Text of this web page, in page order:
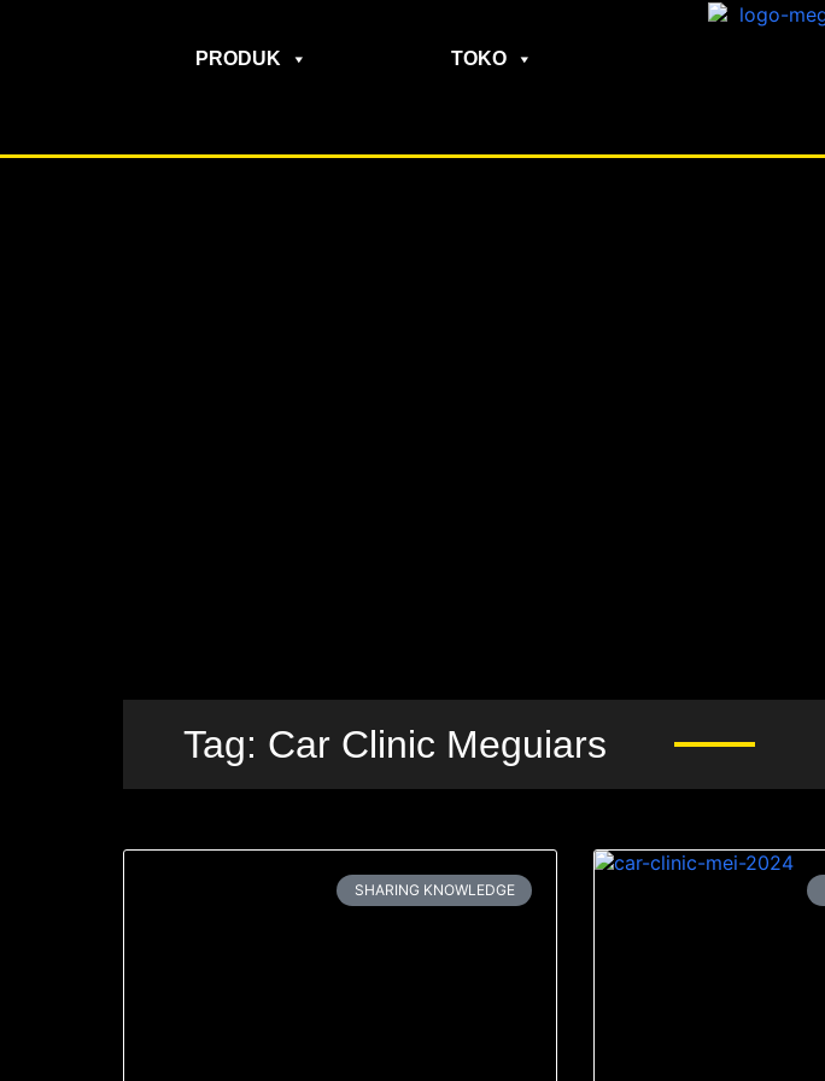
PRODUK TOKO
Tag: Car Clinic Meguiars
SHARING KNOWLEDGE